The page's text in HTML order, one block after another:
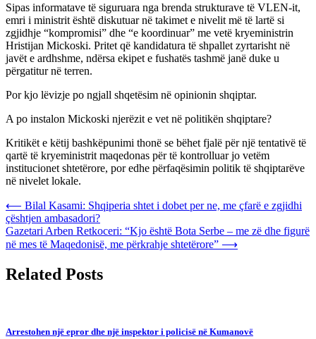
Sipas informatave të siguruara nga brenda strukturave të VLEN-it,
emri i ministrit është diskutuar në takimet e nivelit më të lartë si
zgjidhje “kompromisi” dhe “e koordinuar” me vetë kryeministrin
Hristijan Mickoski. Pritet që kandidatura të shpallet zyrtarisht në
javët e ardhshme, ndërsa ekipet e fushatës tashmë janë duke u
përgatitur në terren.
Por kjo lëvizje po ngjall shqetësim në opinionin shqiptar.
A po instalon Mickoski njerëzit e vet në politikën shqiptare?
Kritikët e këtij bashkëpunimi thonë se bëhet fjalë për një tentativë të
qartë të kryeministrit maqedonas për të kontrolluar jo vetëm
institucionet shtetërore, por edhe përfaqësimin politik të shqiptarëve
në nivelet lokale.
Post
navigation
⟵ Bilal Kasami: Shqiperia shtet i dobet per ne, me çfarë e zgjidhi
çështjen ambasadori?
Gazetari Arben Retkoceri: “Kjo është Bota Serbe – me zë dhe figurë
në mes të Maqedonisë, me përkrahje shtetërore” ⟶
Related Posts
Arrestohen një epror dhe një inspektor i policisë në Kumanovë